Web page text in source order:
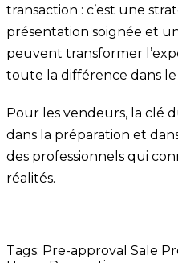
transaction : c’est une
présentation soignée et
peuvent transformer
toute la différence dans
Pour les vendeurs, la clé
dans la préparation et
des professionnels qui
réalités.
Tags: Pre-approval Sale